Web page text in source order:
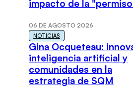
impacto de la
06 DE AGOSTO 2026
NOTICIAS
Gina Ocqueteau:
inteligencia artificial y
comunidades en la
estrategia de SQM